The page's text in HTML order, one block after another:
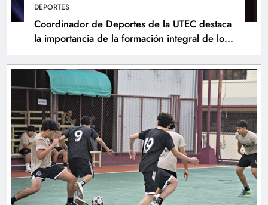
DEPORTES
Coordinador de Deportes de la UTEC destaca
la importancia de la formación integral de los